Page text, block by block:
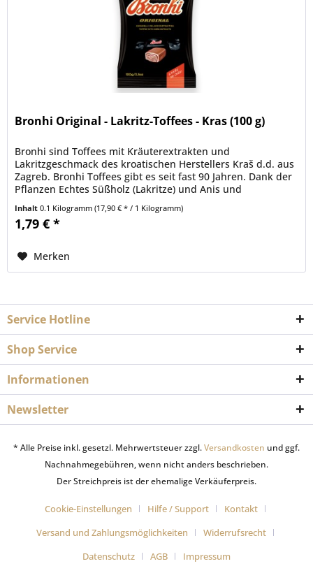
Bronhi Original - Lakritz-Toffees - Kras (100 g)
Bronhi sind Toffees mit Kräuterextrakten und
Lakritzgeschmack des kroatischen Herstellers Kraš d.d. aus
Zagreb. Bronhi Toffees gibt es seit fast 90 Jahren. Dank der
Pflanzen Echtes Süßholz (Lakritze) und Anis und
natürlichem Karamell...
Inhalt0.1 Kilogramm(17,90 € * / 1 Kilogramm)
1,79 € *
Merken
Service Hotline
Shop Service
Informationen
Newsletter
* Alle Preise inkl. gesetzl. Mehrwertsteuer zzgl.Versandkosten und ggf.
Nachnahmegebühren, wenn nicht anders beschrieben.
Der Streichpreis ist der ehemalige Verkäuferpreis.
Cookie-Einstellungen Hilfe / Support
Kontakt
Versand und Zahlungsmöglichkeiten
Widerrufsrecht
Datenschutz
AGB Impressum